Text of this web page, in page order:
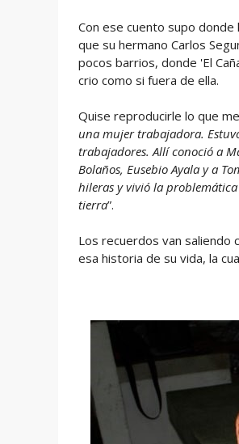
Con ese cuento supo donde
que su hermano Carlos
pocos barrios, donde 'El
crio como si fuera de ella.
Quise reproducirle lo que
una mujer trabajadora.
trabajadores. Allí conoció a
Bolaños, Eusebio Ayala y a
hileras y vivió la
tierra”.
Los recuerdos van saliendo
esa historia de su vida, la